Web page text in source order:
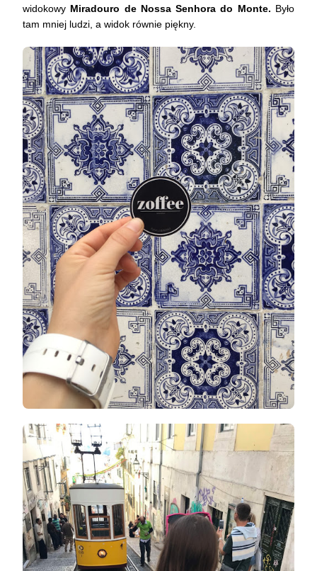
widokowy Miradouro de Nossa Senhora do Monte. Było
tam mniej ludzi, a widok równie piękny.